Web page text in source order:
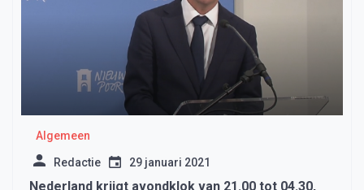
Algemeen
Redactie 29 januari 2021
Nederland krijgt avondklok van 21.00 tot 04.30,